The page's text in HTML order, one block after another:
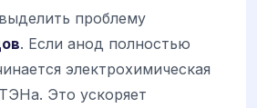
проблему
. Если анод полностью
электрохимическая
Это ускоряет